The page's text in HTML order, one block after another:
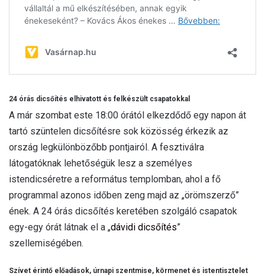
24 órás dicsőítés elhivatott és felkészült csapatokkal
A már szombat este 18:00 órától elkezdődő egy napon át
tartó szüntelen dicsőítésre sok közösség érkezik az
ország legkülönbözőbb pontjairól. A fesztiválra
látogatóknak lehetőségük lesz a személyes
istendicséretre a református templomban, ahol a fő
programmal azonos időben zeng majd az „örömszerző”
ének. A 24 órás dicsőítés keretében szolgáló csapatok
egy-egy órát látnak el a „dávidi dicsőítés”
szellemiségében.
Szívet érintő előadások, úrnapi szentmise, körmenet és istentisztelet